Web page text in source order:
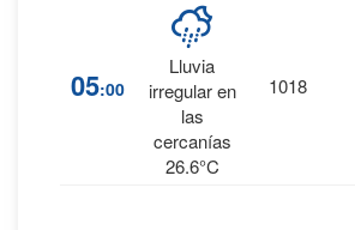
05:00
Lluvia
irregular en
las
cercanías
26.6°C
1018